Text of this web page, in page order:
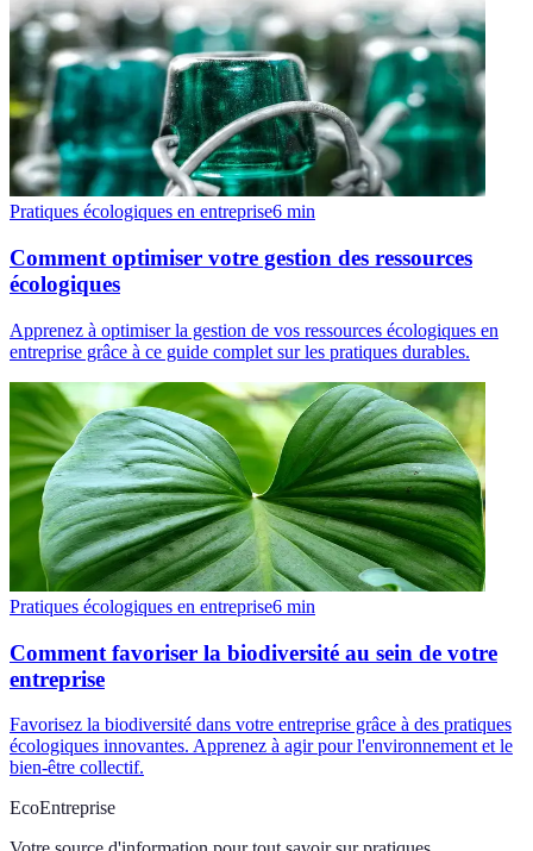
Pratiques écologiques en entreprise6 min
Comment optimiser votre gestion des ressources
écologiques
Apprenez à optimiser la gestion de vos ressources écologiques en
entreprise grâce à ce guide complet sur les pratiques durables.
Pratiques écologiques en entreprise6 min
Comment favoriser la biodiversité au sein de votre
entreprise
Favorisez la biodiversité dans votre entreprise grâce à des pratiques
écologiques innovantes. Apprenez à agir pour l'environnement et le
bien-être collectif.
EcoEntreprise